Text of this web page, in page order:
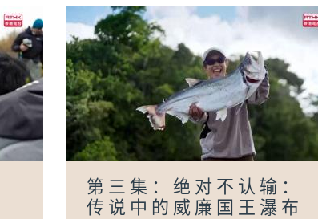
第三集：绝对不认输：
传说中的威廉国王瀑布